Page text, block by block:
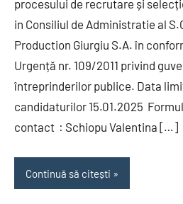
procesului de recrutare și
in Consiliul de Administratie al
Production Giurgiu S.A. în
Urgență nr. 109/2011 privind
întreprinderilor publice. Data
candidaturilor 15.01.2025
contact : Schiopu Valentina […]
Continuă să citești